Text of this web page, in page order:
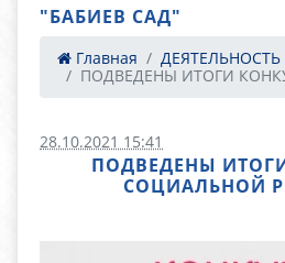
"БАБИЕВ САД"
Главная ДЕЯТЕЛЬНОСТЬ
ПОДВЕДЕНЫ ИТОГИ
28.10.2021 15:41
ПОДВЕДЕНЫ
СОЦИАЛЬНОЙ